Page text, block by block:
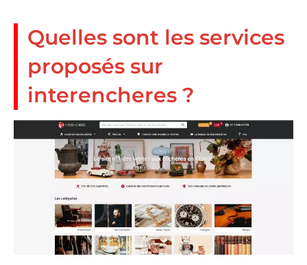
Quelles sont les services
proposés sur
interencheres ?